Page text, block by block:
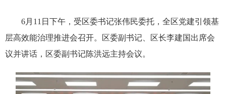
6月11日下午，受区委书记张伟民委托，全区党建引领基
层高效能治理推进会召开。区委副书记、区长李建国出席会
议并讲话，区委副书记陈洪远主持会议。